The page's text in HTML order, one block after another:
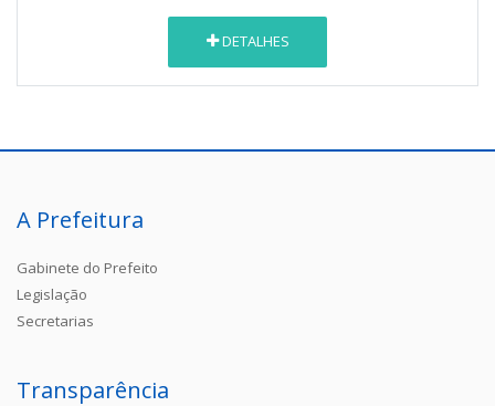
DETALHES
A Prefeitura
Gabinete do Prefeito
Legislação
Secretarias
Transparência